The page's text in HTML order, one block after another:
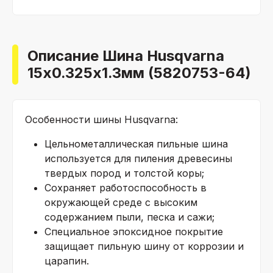
Описание Шина Husqvarna
15х0.325х1.3мм (5820753-64)
Особенности шины Husqvarna:
Цельнометаллическая пильные шина
используется для пиления древесины
твердых пород и толстой коры;
Сохраняет работоспособность в
окружающей среде с высоким
содержанием пыли, песка и сажи;
Специальное эпоксидное покрытие
защищает пильную шину от коррозии и
царапин.